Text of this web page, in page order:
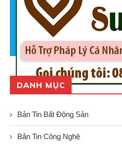
DANH MỤC
Bản Tin Bất Động Sản
Bản Tin Công Nghệ